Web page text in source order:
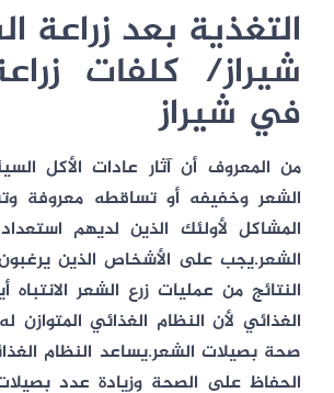
التغذية بعد زراعة
شيراز/ كلفات
في شيراز
من المعروف أن آثار عادات الأكل
الشعر وخفيفه أو تساقطه معروفة
المشاكل لأولئك الذين لديهم
الشعر.يجب على الأشخاص الذين
النتائج من عمليات زرع الشعر الانتباه
الغذائي لأن النظام الغذائي المتوازن
صحة بصيلات الشعر.يساعد النظام
الحفاظ على الصحة وزيادة عدد